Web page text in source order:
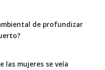
de profundizar
las mujeres se veía